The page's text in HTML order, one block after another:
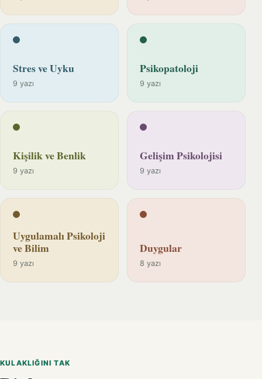
Stres ve Uyku
9 yazı
Psikopatoloji
9 yazı
Kişilik ve Benlik
9 yazı
Gelişim Psikolojisi
9 yazı
Uygulamalı Psikoloji
ve Bilim
9 yazı
Duygular
8 yazı
KULAKLIĞINI TAK